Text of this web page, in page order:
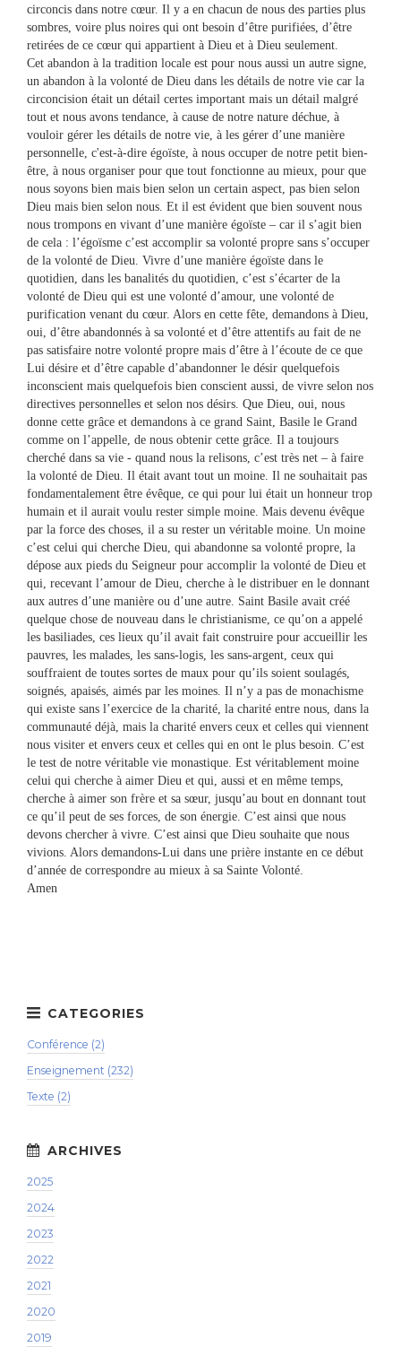
circoncis dans notre cœur. Il y a en chacun de nous des parties plus
sombres, voire plus noires qui ont besoin d’être purifiées, d’être
retirées de ce cœur qui appartient à Dieu et à Dieu seulement.
Cet abandon à la tradition locale est pour nous aussi un autre signe,
un abandon à la volonté de Dieu dans les détails de notre vie car la
circoncision était un détail certes important mais un détail malgré
tout et nous avons tendance, à cause de notre nature déchue, à
vouloir gérer les détails de notre vie, à les gérer d’une manière
personnelle, c'est-à-dire égoïste, à nous occuper de notre petit bien-
être, à nous organiser pour que tout fonctionne au mieux, pour que
nous soyons bien mais bien selon un certain aspect, pas bien selon
Dieu mais bien selon nous. Et il est évident que bien souvent nous
nous trompons en vivant d’une manière égoïste – car il s’agit bien
de cela : l’égoïsme c’est accomplir sa volonté propre sans s’occuper
de la volonté de Dieu. Vivre d’une manière égoïste dans le
quotidien, dans les banalités du quotidien, c’est s’écarter de la
volonté de Dieu qui est une volonté d’amour, une volonté de
purification venant du cœur. Alors en cette fête, demandons à Dieu,
oui, d’être abandonnés à sa volonté et d’être attentifs au fait de ne
pas satisfaire notre volonté propre mais d’être à l’écoute de ce que
Lui désire et d’être capable d’abandonner le désir quelquefois
inconscient mais quelquefois bien conscient aussi, de vivre selon nos
directives personnelles et selon nos désirs. Que Dieu, oui, nous
donne cette grâce et demandons à ce grand Saint, Basile le Grand
comme on l’appelle, de nous obtenir cette grâce. Il a toujours
cherché dans sa vie - quand nous la relisons, c’est très net – à faire
la volonté de Dieu. Il était avant tout un moine. Il ne souhaitait pas
fondamentalement être évêque, ce qui pour lui était un honneur trop
humain et il aurait voulu rester simple moine. Mais devenu évêque
par la force des choses, il a su rester un véritable moine. Un moine
c’est celui qui cherche Dieu, qui abandonne sa volonté propre, la
dépose aux pieds du Seigneur pour accomplir la volonté de Dieu et
qui, recevant l’amour de Dieu, cherche à le distribuer en le donnant
aux autres d’une manière ou d’une autre. Saint Basile avait créé
quelque chose de nouveau dans le christianisme, ce qu’on a appelé
les basiliades, ces lieux qu’il avait fait construire pour accueillir les
pauvres, les malades, les sans-logis, les sans-argent, ceux qui
souffraient de toutes sortes de maux pour qu’ils soient soulagés,
soignés, apaisés, aimés par les moines. Il n’y a pas de monachisme
qui existe sans l’exercice de la charité, la charité entre nous, dans la
communauté déjà, mais la charité envers ceux et celles qui viennent
nous visiter et envers ceux et celles qui en ont le plus besoin. C’est
le test de notre véritable vie monastique. Est véritablement moine
celui qui cherche à aimer Dieu et qui, aussi et en même temps,
cherche à aimer son frère et sa sœur, jusqu’au bout en donnant tout
ce qu’il peut de ses forces, de son énergie. C’est ainsi que nous
devons chercher à vivre. C’est ainsi que Dieu souhaite que nous
vivions. Alors demandons-Lui dans une prière instante en ce début
d’année de correspondre au mieux à sa Sainte Volonté.
Amen
Conférence (2)
Enseignement (232)
Texte (2)
2025
2024
2023
2022
2021
2020
2019